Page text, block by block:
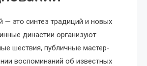
это синтез традиций и новых
династии организуют
шествия, публичные мастер-
воспоминаний об известных